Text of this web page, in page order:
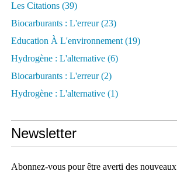
Les Citations (39)
Biocarburants : L'erreur(23)
Education À L'environnement (19)
Hydrogène : L'alternative (6)
Biocarburants : L'erreur(2)
Hydrogène : L'alternative (1)
Newsletter
Abonnez-vous pour être averti des nouveaux